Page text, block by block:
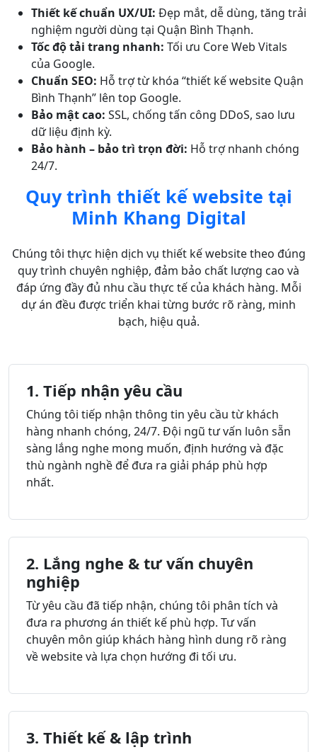
Thiết kế chuẩn UX/UI: Đẹp mắt, dễ dùng, tăng trải
nghiệm người dùng tại Quận Bình Thạnh.
Tốc độ tải trang nhanh: Tối ưu Core Web Vitals
của Google.
Chuẩn SEO: Hỗ trợ từ khóa “thiết kế website Quận
Bình Thạnh” lên top Google.
Bảo mật cao: SSL, chống tấn công DDoS, sao lưu
dữ liệu định kỳ.
Bảo hành – bảo trì trọn đời: Hỗ trợ nhanh chóng
24/7.
Quy trình thiết kế website tại
Minh Khang Digital
Chúng tôi thực hiện dịch vụ thiết kế website theo đúng
quy trình chuyên nghiệp, đảm bảo chất lượng cao và
đáp ứng đầy đủ nhu cầu thực tế của khách hàng. Mỗi
dự án đều được triển khai từng bước rõ ràng, minh
bạch, hiệu quả.
1. Tiếp nhận yêu cầu
Chúng tôi tiếp nhận thông tin yêu cầu từ khách
hàng nhanh chóng, 24/7. Đội ngũ tư vấn luôn sẵn
sàng lắng nghe mong muốn, định hướng và đặc
thù ngành nghề để đưa ra giải pháp phù hợp
nhất.
2. Lắng nghe & tư vấn chuyên
nghiệp
Từ yêu cầu đã tiếp nhận, chúng tôi phân tích và
đưa ra phương án thiết kế phù hợp. Tư vấn
chuyên môn giúp khách hàng hình dung rõ ràng
về website và lựa chọn hướng đi tối ưu.
3. Thiết kế & lập trình